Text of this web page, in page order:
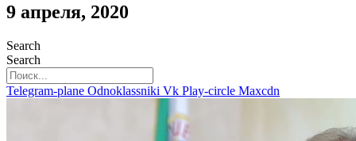
9 апреля, 2020
Search
Search
Telegram-plane Odnoklassniki Vk Play-circle Maxcdn